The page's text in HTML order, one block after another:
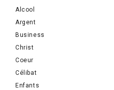
Alcool
Argent
Business
Christ
Coeur
Célibat
Enfants